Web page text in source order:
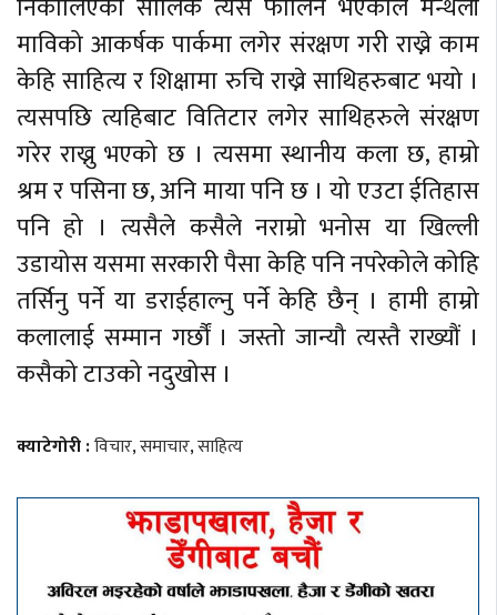
निकालिएको सालिक त्यसै फालिने भएकाले मन्थली
माविको आकर्षक पार्कमा लगेर संरक्षण गरी राख्ने काम
केहि साहित्य र शिक्षामा रुचि राख्ने साथिहरुबाट भयो ।
त्यसपछि त्यहिबाट वितिटार लगेर साथिहरुले संरक्षण
गरेर राख्नु भएको छ । त्यसमा स्थानीय कला छ, हाम्रो
श्रम र पसिना छ, अनि माया पनि छ । यो एउटा ईतिहास
पनि हो । त्यसैले कसैले नराम्रो भनोस या खिल्ली
उडायोस यसमा सरकारी पैसा केहि पनि नपरेकोले कोहि
तर्सिनु पर्ने या डराईहाल्नु पर्ने केहि छैन् । हामी हाम्रो
कलालाई सम्मान गर्छौं । जस्तो जान्यौ त्यस्तै राख्यौं ।
कसैको टाउको नदुखोस ।
क्याटेगोरी :विचार,समाचार,साहित्य